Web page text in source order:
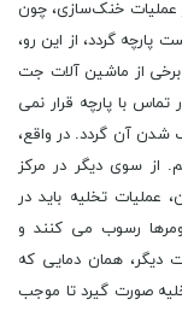
عملیات خنک‌سازی، چون
گردد، از این رو،
از ماشین آلات جت
با پارچه قرار نمی
شدن آن گردد. در واقع،
از سوی دیگر در مرکز
تخلیه باید در
رسوب می کنند و
دیگر، همان دمایی که
صورت گیرد تا موجب